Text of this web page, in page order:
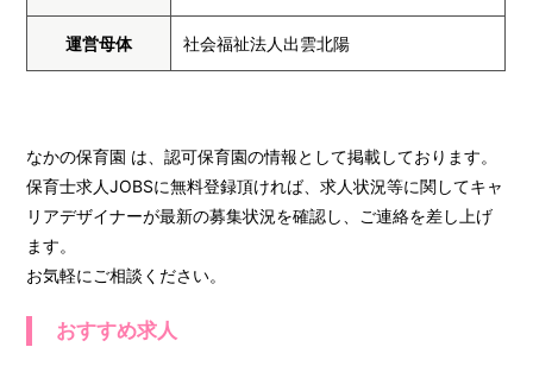
運営母体 社会福祉法人出雲北陽
なかの保育園 は、認可保育園の情報として掲載しております。
保育士求人JOBSに無料登録頂ければ、求人状況等に関してキャ
リアデザイナーが最新の募集状況を確認し、ご連絡を差し上げ
ます。
お気軽にご相談ください。
おすすめ求人